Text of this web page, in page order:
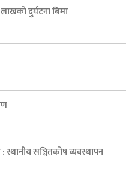
दुर्घटना बिमा
: स्थानीय सञ्चितकोष व्यवस्थापन